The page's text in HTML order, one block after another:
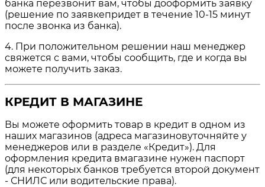
банка перезвонит вам, чтобы дооформить заявку
(решение по заявкепридет в течение 10-15 минут
после звонка из банка).
4. При положительном решении наш менеджер
свяжется с вами, чтобы сообщить, где и когда вы
можете получить заказ.
КРЕДИТ В МАГАЗИНЕ
Вы можете оформить товар в кредит в одном из
наших магазинов (адреса магазиновуточняйте у
менеджеров или в разделе «Кредит»). Для
оформления кредита вмагазине нужен паспорт
(для некоторых банков требуется второй документ
- СНИЛС или водительские права).